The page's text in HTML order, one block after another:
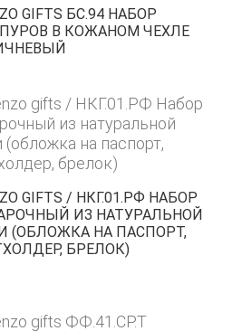
GIFTS БС.94 НАБОР
В КОЖАНОМ ЧЕХЛЕ
GIFTS / НКГ.01.РФ НАБОР
ИЗ НАТУРАЛЬНОЙ
(ОБЛОЖКА НА ПАСПОРТ,
БРЕЛОК)